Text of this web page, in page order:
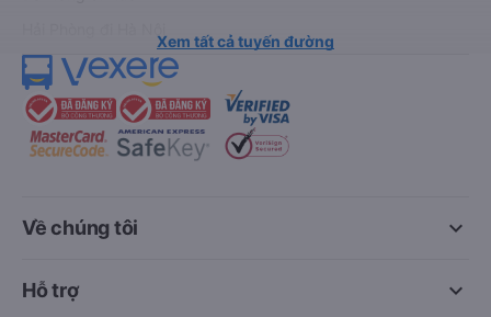
Xem tất cả tuyến đường
keyboard_arrow_down
Về chúng tôi
keyboard_arrow_down
Hỗ trợ